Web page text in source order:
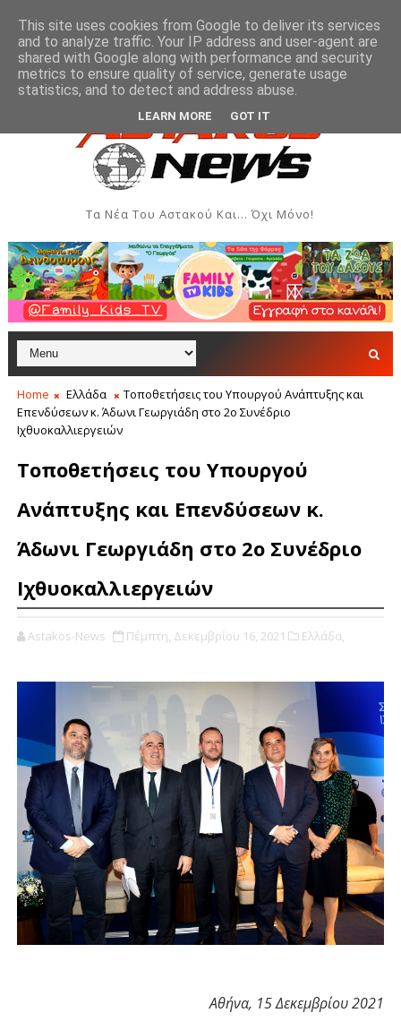
του Συλλόγου Γυναικών Αστακού ΠΟΛΙΤΙΣΜΌΣ
Τα Νέα Του Αστακού Και... Όχι Μόνο!
Home Ελλάδα
Τοποθετήσεις του Υπουργού Ανάπτυξης και
Επενδύσεων κ. Άδωνι Γεωργιάδη στο 2ο Συνέδριο
Ιχθυοκαλλιεργειών
Τοποθετήσεις του Υπουργού
Ανάπτυξης και Επενδύσεων κ.
Άδωνι Γεωργιάδη στο 2ο Συνέδριο
Ιχθυοκαλλιεργειών
Astakos-News Πέμπτη, Δεκεμβρίου 16, 2021 Ελλάδα,
Αθήνα, 15 Δεκεμβρίου 2021
This site uses cookies from Google to deliver its services
and to analyze traffic. Your IP address and user-agent are
shared with Google along with performance and security
metrics to ensure quality of service, generate usage
statistics, and to detect and address abuse.
LEARN MORE GOT IT